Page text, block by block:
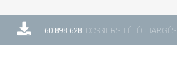
60 898 628 DOSSIERS TÉLÉCHARGÉS